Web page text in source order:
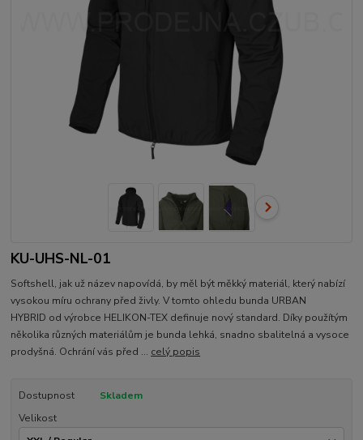
KU-UHS-NL-01
Softshell, jak už název napovídá, by měl být měkký materiál, který nabízí
vysokou míru ochrany před živly. V tomto ohledu bunda URBAN
HYBRID od výrobce HELIKON-TEX definuje nový standard. Díky použítým
několika různých materiálům je bunda lehká, snadno sbalitelná a vysoce
prodyšná. Ochrání vás před ... celý popis
Dostupnost
Skladem
Velikost